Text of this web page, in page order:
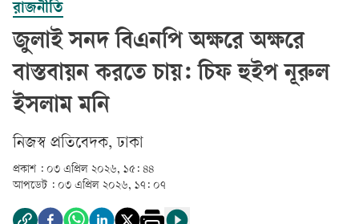
রাজনীতি
জুলাই সনদ বিএনপি অক্ষরে অক্ষরে
বাস্তবায়ন করতে চায়: চিফ হুইপ নূরুল
ইসলাম মনি
‎নিজস্ব প্রতিবেদক, ঢাকা‎
প্রকাশ : ০৩ এপ্রিল ২০২৬, ১৫: ৪৪
আপডেট : ০৩ এপ্রিল ২০২৬, ১৭: ০৭